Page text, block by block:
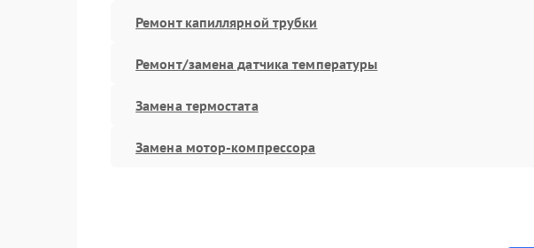
Ремонт капиллярной трубки
Ремонт/замена датчика температуры
Замена термостата
Замена мотор-компрессора